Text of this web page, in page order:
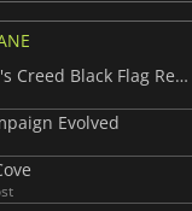
Assassin's Creed Black Flag Resynced
Evolved